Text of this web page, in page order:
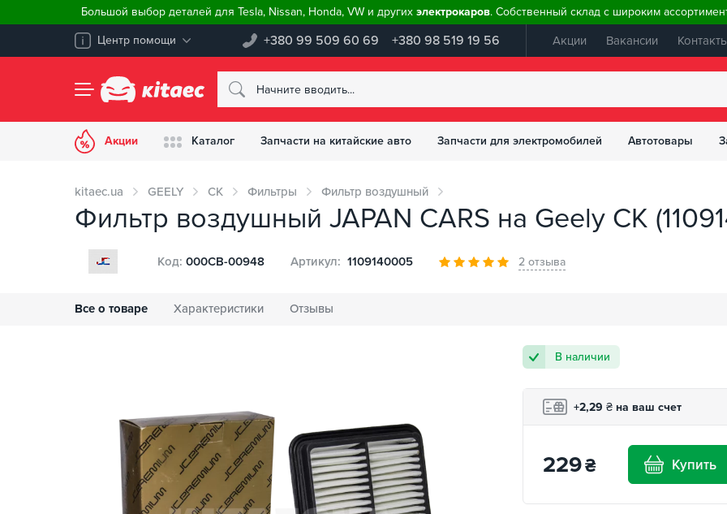
Большой выбор деталей для Tesla, Nissan, Honda, VW и других электрокаров. Собственный склад с широким
Центр помощи +380 99 509 60 69 +380 98 519 19 56 Акции Вакансии
Акции Каталог Запчасти на китайские авто Запчасти для электромобилей Автотовары
kitaec.ua GEELY CK Фильтры Фильтр воздушный
Фильтр воздушный JAPAN CARS на Geely CK
Все о товаре Характеристики Отзывы
2 отзыва
Код: 000CB-00948 Артикул: 1109140005
В наличии
+2,29 ₴ на ваш счет
229₴ Купить